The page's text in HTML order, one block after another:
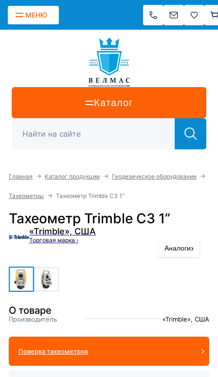
МЕНЮ
Каталог
Главная → Каталог продукции → Геодезическое оборудование →
Тахеометры → Тахеометр Trimble C3 1”
Тахеометр Trimble C3 1”
«Trimble», США
Торговая марка ›
Аналоги›
О товаре
Производитель «Trimble», США
Поверка тахеометров